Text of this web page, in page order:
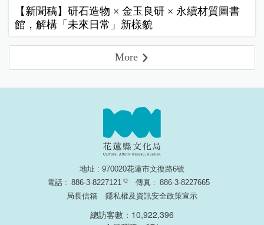
【新聞稿】研石造物 × 金玉良研 × 永續材質圖書
館，解構「未來日常」新樣貌
More
地址 : 970020花蓮市文復路6號
電話 : 886-3-8227121 傳真 : 886-3-8227665
局長信箱
隱私權及資訊安全政策宣示
總訪客數：10,922,396